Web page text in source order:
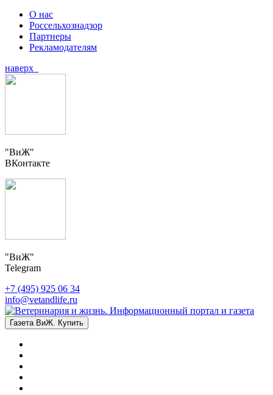
О нас
Россельхознадзор
Партнеры
Рекламодателям
наверх
"ВиЖ"
ВКонтакте
"ВиЖ"
Telegram
+7 (495) 925 06 34
info@vetandlife.ru
Газета ВиЖ. Купить